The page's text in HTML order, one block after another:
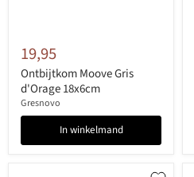
19,95
Ontbijtkom Moove Gris
d'Orage 18x6cm
Gresnovo
In winkelmand